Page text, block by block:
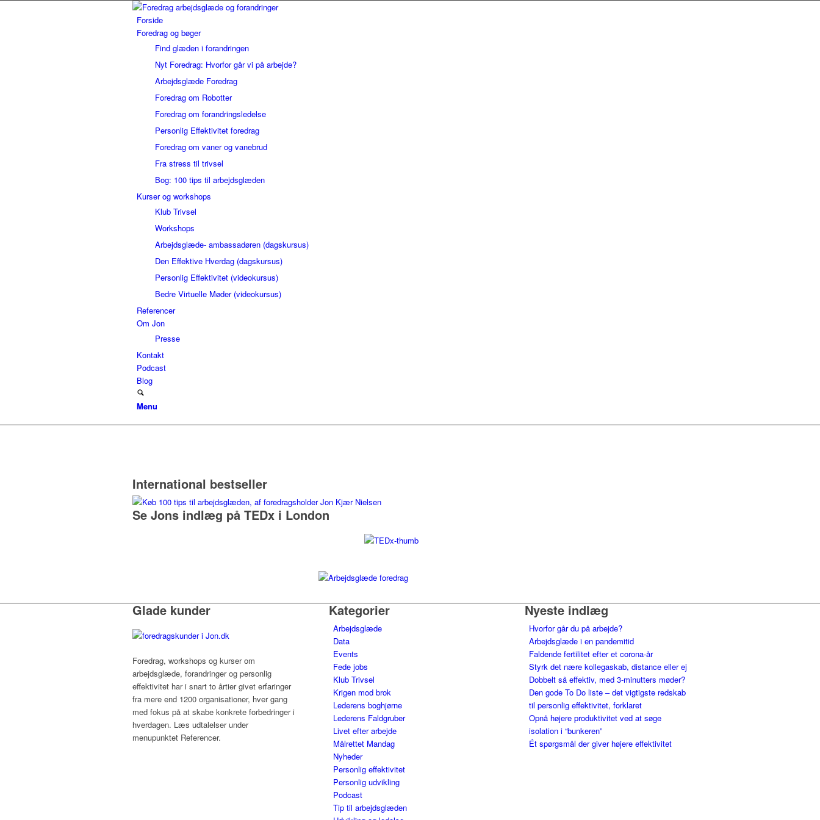
Forside
Foredrag og bøger
Find glæden i forandringen
Nyt Foredrag: Hvorfor går vi på arbejde?
Arbejdsglæde Foredrag
Foredrag om Robotter
Foredrag om forandringsledelse
Personlig Effektivitet foredrag
Foredrag om vaner og vanebrud
Fra stress til trivsel
Bog: 100 tips til arbejdsglæden
Kurser og workshops
Klub Trivsel
Workshops
Arbejdsglæde- ambassadøren (dagskursus)
Den Effektive Hverdag (dagskursus)
Personlig Effektivitet (videokursus)
Bedre Virtuelle Møder (videokursus)
Referencer
Om Jon
Presse
Kontakt
Podcast
Blog
Menu
International bestseller
Se Jons indlæg på TEDx i London
Glade kunder
Foredrag, workshops og kurser om
arbejdsglæde, forandringer og personlig
effektivitet har i snart to årtier givet erfaringer
fra mere end 1200 organisationer, hver gang
med fokus på at skabe konkrete forbedringer i
hverdagen. Læs udtalelser under
menupunktet Referencer.
Kategorier
Arbejdsglæde
Data
Events
Fede jobs
Klub Trivsel
Krigen mod brok
Lederens boghjørne
Lederens Faldgruber
Livet efter arbejde
Målrettet Mandag
Nyheder
Personlig effektivitet
Personlig udvikling
Podcast
Tip til arbejdsglæden
Nyeste indlæg
Hvorfor går du på arbejde?
Arbejdsglæde i en pandemitid
Faldende fertilitet efter et corona-år
Styrk det nære kollegaskab, distance eller ej
Dobbelt så effektiv, med 3-minutters møder?
Den gode To Do liste – det vigtigste redskab
til personlig effektivitet, forklaret
Opnå højere produktivitet ved at søge
isolation i “bunkeren”
Ét spørgsmål der giver højere effektivitet